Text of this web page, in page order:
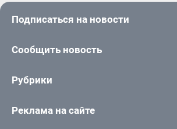
Подписаться на новости
Сообщить новость
Рубрики
Реклама на сайте